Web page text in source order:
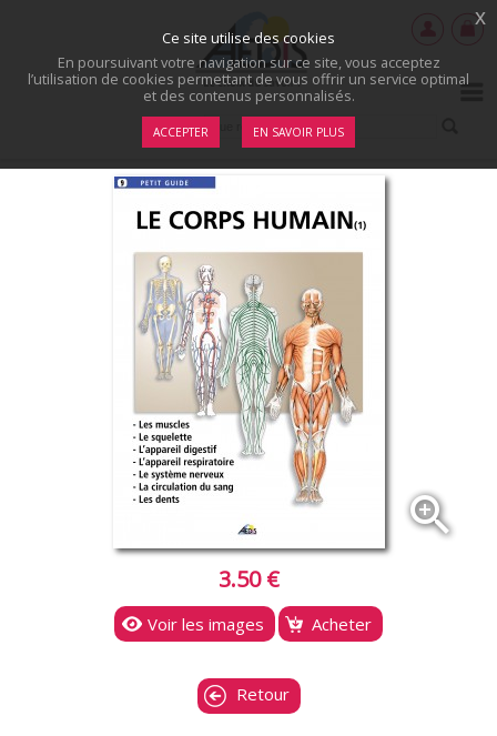
zoom_in
3.50 €
Voir les images Acheter
Retour
Ce site utilise des cookies
En poursuivant votre navigation sur ce site, vous acceptez
l’utilisation de cookies permettant de vous offrir un service optimal
et des contenus personnalisés.
ACCEPTER EN SAVOIR PLUS
x